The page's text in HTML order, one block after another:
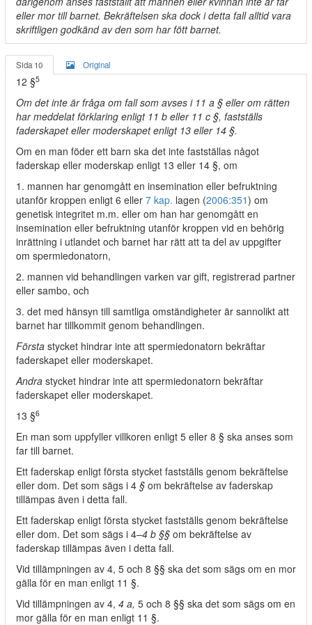
eller mor till barnet. Bekräftelsen ska dock i detta fall alltid vara
skriftligen godkänd av den som har fött barnet.
Sida 10 Original
12 §5
Om det inte är fråga om fall som avses i 11 a § eller om rätten
har meddelat förklaring enligt 11 b eller 11 c §, fastställs
faderskapet eller moderskapet enligt 13 eller 14 §.
Om en man föder ett barn ska det inte fastställas något
faderskap eller moderskap enligt 13 eller 14 §, om
1. mannen har genomgått en insemination eller befruktning
utanför kroppen enligt 6 eller 7 kap. lagen (2006:351) om
genetisk integritet m.m. eller om han har genomgått en
insemination eller befruktning utanför kroppen vid en behörig
inrättning i utlandet och barnet har rätt att ta del av uppgifter
om spermiedonatorn,
2. mannen vid behandlingen varken var gift, registrerad partner
eller sambo, och
3. det med hänsyn till samtliga omständigheter är sannolikt att
barnet har tillkommit genom behandlingen.
Första stycket hindrar inte att spermiedonatorn bekräftar
faderskapet eller moderskapet.
Andra stycket hindrar inte att spermiedonatorn bekräftar
faderskapet eller moderskapet.
13 §6
En man som uppfyller villkoren enligt 5 eller 8 § ska anses som
far till barnet.
Ett faderskap enligt första stycket fastställs genom bekräftelse
eller dom. Det som sägs i 4 § om bekräftelse av faderskap
tillämpas även i detta fall.
Ett faderskap enligt första stycket fastställs genom bekräftelse
eller dom. Det som sägs i 4–4 b §§ om bekräftelse av
faderskap tillämpas även i detta fall.
Vid tillämpningen av 4, 5 och 8 §§ ska det som sägs om en mor
gälla för en man enligt 11 §.
Vid tillämpningen av 4, 4 a, 5 och 8 §§ ska det som sägs om en
mor gälla för en man enligt 11 §.